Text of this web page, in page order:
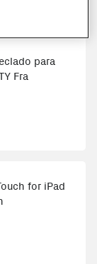
para
Fra
for iPad